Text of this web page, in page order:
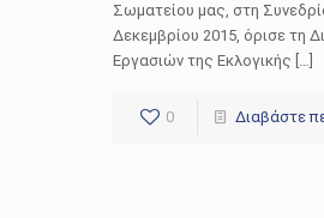
Σωματείου μας, στη
Δεκεμβρίου 2015, όρισε τη
Εργασιών της Εκλογικής […]
0 Διαβάστε